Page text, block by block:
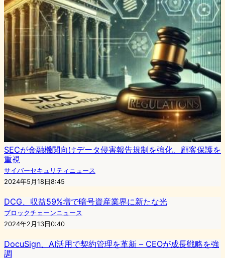
SECが金融機関向けデータ侵害報告規制を強化、顧客保護を
重視
サイバーセキュリティニュース
2024年5月18日8:45
DCG、収益59%増で暗号資産業界に新たな光
ブロックチェーンニュース
2024年2月13日0:40
DocuSign、AI活用で契約管理を革新 – CEOが成長戦略を強
調